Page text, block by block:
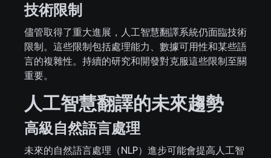
技術限制
儘管取得了重大進展，人工智慧翻譯系統仍面臨技術
限制。這些限制包括處理能力、數據可用性和某些語
言的複雜性。持續的研究和開發對克服這些限制至關
重要。
人工智慧翻譯的未來趨勢
高級自然語言處理
未來的自然語言處理（NLP）進步可能會提高人工智